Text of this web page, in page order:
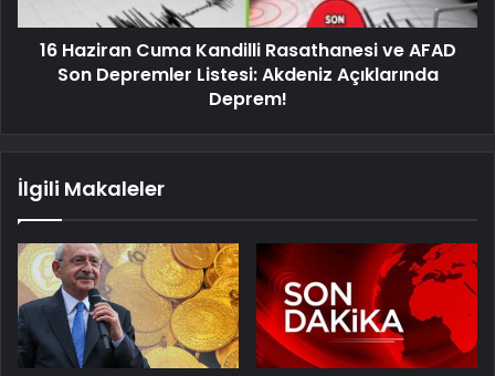
16 Haziran Cuma Kandilli Rasathanesi ve AFAD
Son Depremler Listesi: Akdeniz Açıklarında
Deprem!
İlgili Makaleler